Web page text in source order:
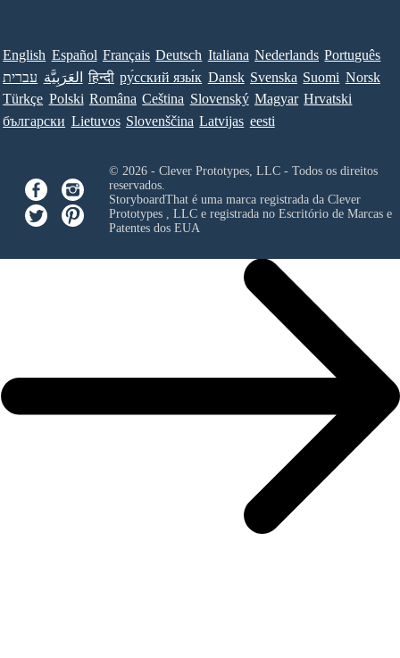
English Español Français Deutsch Italiana Nederlands Português
עברית العَرَبِيَّة हिन्दी ру́сский язы́к Dansk Svenska Suomi Norsk
Türkçe Polski Româna Ceština Slovenský Magyar Hrvatski
български Lietuvos Slovenščina Latvijas eesti
© 2026 - Clever Prototypes, LLC - Todos os direitos
reservados.
StoryboardThat é uma marca registrada da Clever
Prototypes , LLCe registrada no Escritório de Marcas e
Patentes dos EUA